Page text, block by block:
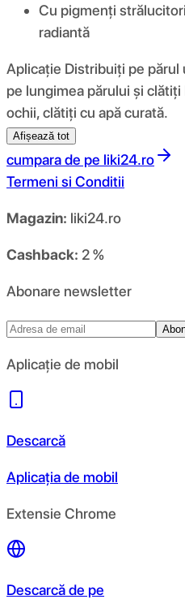
Cu pigmenți
radiantă
Aplicație Distribuiți pe părul
pe lungimea părului și
ochii, clătiți cu apă curată.
Afișează tot
cumpara de pe liki24.ro
Termeni si Conditii
Magazin: liki24.ro
Cashback: 2 %
Abonare newsletter
Aplicație de mobil
Descarcă
Aplicația de mobil
Extensie Chrome
Descarcă de pe